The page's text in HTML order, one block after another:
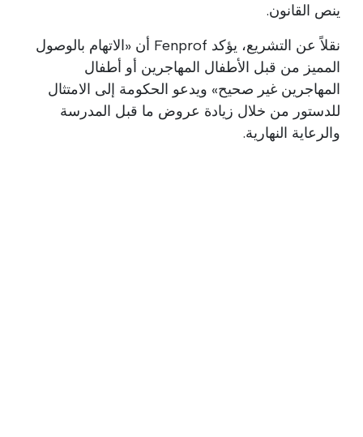
ينص القانون.
نقلاً عن التشريع، يؤكد Fenprof أن «الاتهام بالوصول
المميز من قبل الأطفال المهاجرين أو أطفال
المهاجرين غير صحيح» ويدعو الحكومة إلى الامتثال
للدستور من خلال زيادة عروض ما قبل المدرسة
والرعاية النهارية.